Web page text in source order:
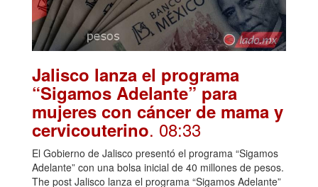
Jalisco lanza el programa
“Sigamos Adelante” para
mujeres con cáncer de mama y
cervicouterino. 08:33
El Gobierno de Jalisco presentó el programa “Sigamos
Adelante” con una bolsa inicial de 40 millones de pesos.
The post Jalisco lanza el programa “Sigamos Adelante”